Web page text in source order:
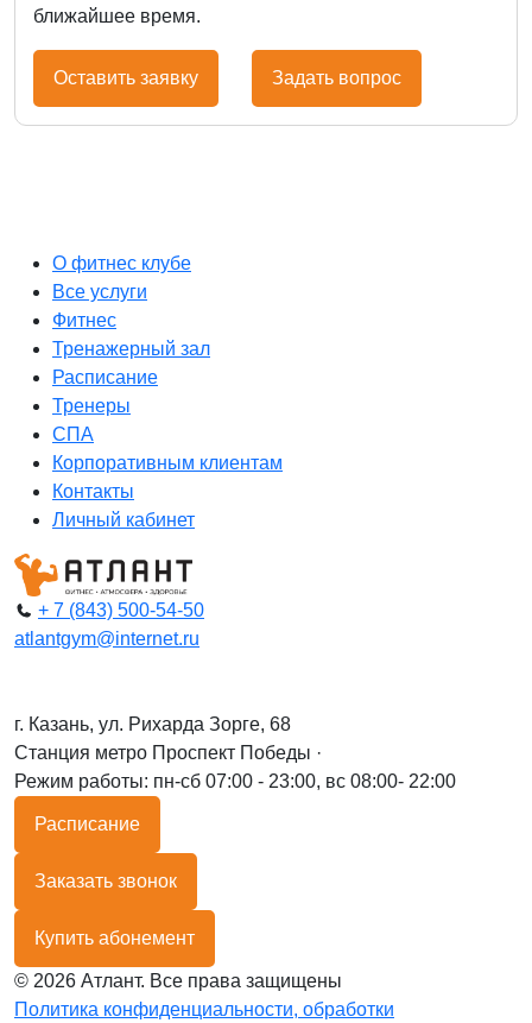
ближайшее время.
Оставить заявку Задать вопрос
О фитнес клубе
Все услуги
Фитнес
Тренажерный зал
Расписание
Тренеры
СПА
Корпоративным клиентам
Контакты
Личный кабинет
+ 7 (843) 500-54-50
atlantgym@internet.ru
г. Казань, ул. Рихарда Зорге, 68
Станция метро Проспект Победы ·
Режим работы: пн-сб 07:00 - 23:00, вс 08:00- 22:00
Расписание
Заказать звонок
Купить абонемент
© 2026 Атлант. Все права защищены
Политика конфиденциальности, обработки